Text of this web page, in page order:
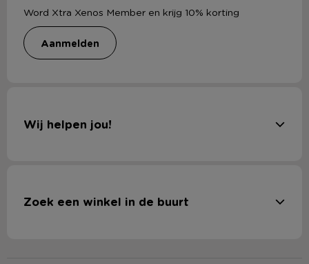
Word Xtra Xenos Member en krijg 10% korting
aanmelden
Wij helpen jou!
Zoek een winkel in de buurt